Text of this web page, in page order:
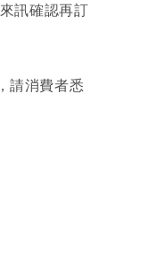
訊確認再訂
請消費者悉